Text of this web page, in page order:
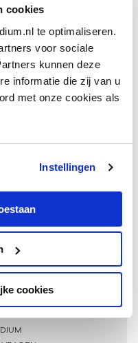
cookies
te optimaliseren.
voor sociale
kunnen deze
informatie die zij van u
met onze cookies als
Instellingen
cookies